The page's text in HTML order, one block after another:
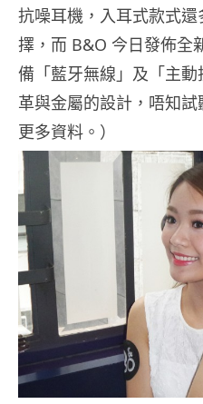
抗噪耳機，入耳式款式
擇，而 B&O 今日發佈全
備「藍牙無線」及「主
革與金屬的設計，唔知
更多資料。）